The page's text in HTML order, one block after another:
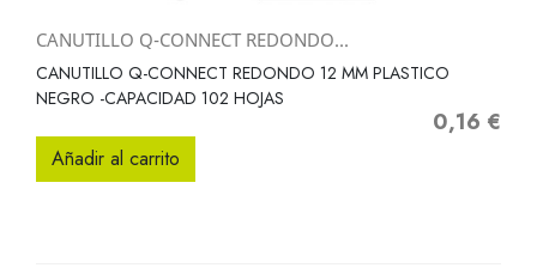
CANUTILLO Q-CONNECT REDONDO...
CANUTILLO Q-CONNECT REDONDO 12 MM PLASTICO
NEGRO -CAPACIDAD 102 HOJAS
Precio
0,16 €
Añadir al carrito